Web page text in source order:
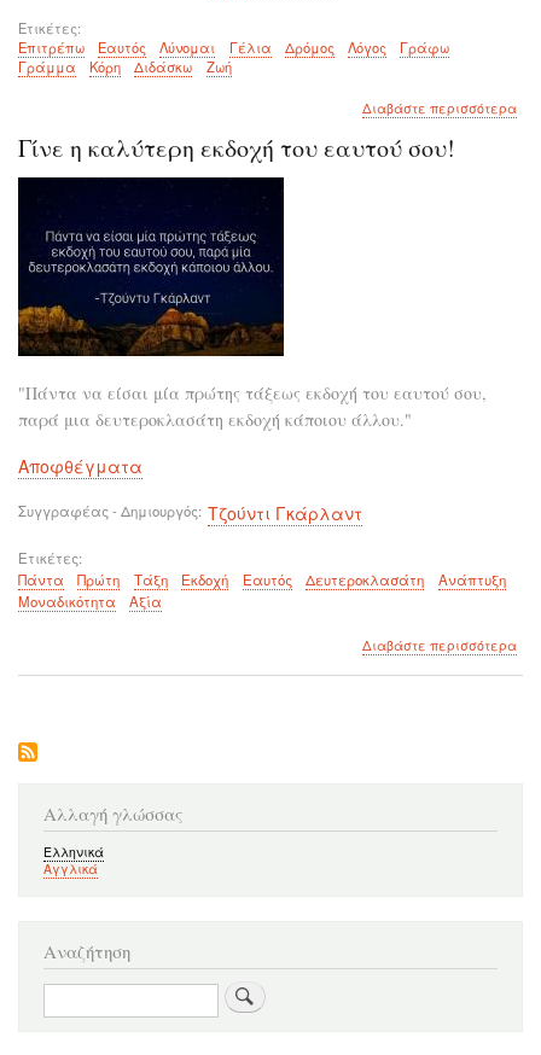
Ετικέτες
Επιτρέπω
Εαυτός Λύνομαι Γέλια Δρόμος Λόγος
Γράφω
Γράμμα
Κόρη Διδάσκω Ζωή
Διαβάστε περισσότεραγια
το
Γίνε η καλύτερη εκδοχή του εαυτού σου!
"Πάντα να είσαι μία πρώτης τάξεως εκδοχή του εαυτού σου,
παρά μια δευτεροκλασάτη εκδοχή κάποιου άλλου."
Αποφθέγματα
Συγγραφέας - Δημιουργός Τζούντι Γκάρλαντ
Ετικέτες
Πάντα
Πρώτη Τάξη Εκδοχή Εαυτός Δευτεροκλασάτη
Ανάπτυξη
Μοναδικότητα
Αξία
Διαβάστε περισσότεραγια
Αλλαγή γλώσσας
Ελληνικά
Αγγλικά
Αναζήτηση
Αναζήτηση